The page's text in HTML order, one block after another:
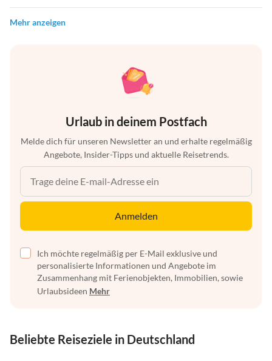
Mehr anzeigen
Urlaub in deinem Postfach
Melde dich für unseren Newsletter an und erhalte regelmäßig
Angebote, Insider-Tipps und aktuelle Reisetrends.
Anmelden
Ich möchte regelmäßig per E-Mail exklusive und
personalisierte Informationen und Angebote im
Zusammenhang mit Ferienobjekten, Immobilien, sowie
Urlaubsideen Mehr
Beliebte Reiseziele in Deutschland